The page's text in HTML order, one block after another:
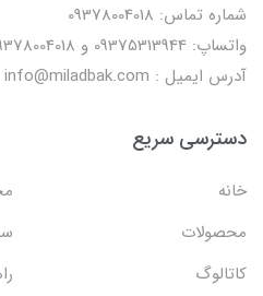
شماره تماس: 09378004018
واتساپ: 09375313944 و 09378004018
آدرس ایمیل : info@miladbak.com
دسترسی سریع
خانه
محصولات
کاتالوگ